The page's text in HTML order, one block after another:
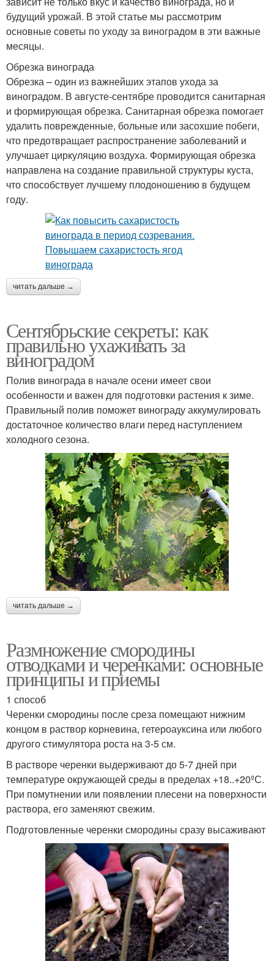
будущий урожай. В этой статье мы рассмотрим
основные советы по уходу за виноградом в эти важные
месяцы.
Обрезка винограда
Обрезка – один из важнейших этапов ухода за
виноградом. В августе-сентябре проводится санитарная
и формирующая обрезка. Санитарная обрезка помогает
удалить поврежденные, больные или засохшие побеги,
что предотвращает распространение заболеваний и
улучшает циркуляцию воздуха. Формирующая обрезка
направлена на создание правильной структуры куста,
что способствует лучшему плодоношению в будущем
году.
читать дальше →
Сентябрьские секреты: как
правильно ухаживать за
виноградом
Полив винограда в начале осени имеет свои
особенности и важен для подготовки растения к зиме.
Правильный полив поможет винограду аккумулировать
достаточное количество влаги перед наступлением
холодного сезона.
читать дальше →
Размножение смородины
отводками и черенками: основные
принципы и приемы
1 способ
Черенки смородины после среза помещают нижним
концом в раствор корневина, гетероауксина или любого
другого стимулятора роста на 3-5 см.
В растворе черенки выдерживают до 5-7 дней при
температуре окружающей среды в пределах +18..+20ºС.
При помутнении или появлении плесени на поверхности
раствора, его заменяют свежим.
Подготовленные черенки смородины сразу высаживают